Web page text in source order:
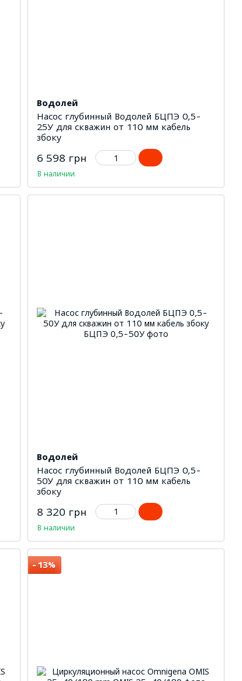
Водолей
Насос глубинный Водолей БЦПЭ 0,5-
25У для скважин от 110 мм кабель
збоку
6 598 грн
В наличии
Водолей
Насос глубинный Водолей БЦПЭ 0,5-
50У для скважин от 110 мм кабель
збоку
8 320 грн
В наличии
−13%